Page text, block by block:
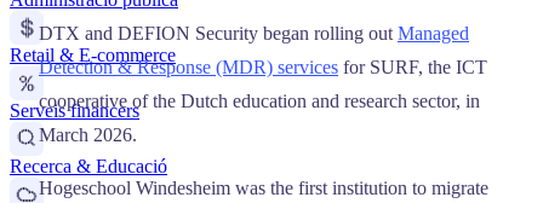
Retail & E-commerce
Serveis financers
Recerca & Educació
DTX and DEFION Security began rolling out Managed
Detection & Response (MDR) services for SURF, the ICT
cooperative of the Dutch education and research sector, in
March 2026.
Hogeschool Windesheim was the first institution to migrate